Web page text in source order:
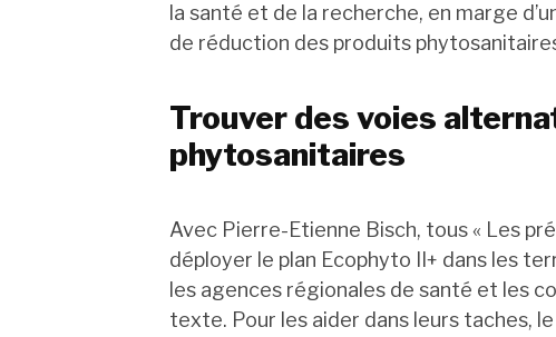
la santé et de la recherche, en marge
de réduction des produits
Trouver des voies
phytosanitaires
Avec Pierre-Etienne Bisch, tous « Les
déployer le plan Ecophyto II+ dans les
les agences régionales de santé et les
texte. Pour les aider dans leurs taches,